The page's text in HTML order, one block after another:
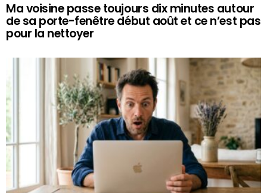
Ma voisine passe toujours dix minutes autour
de sa porte-fenêtre début août et ce n’est pas
pour la nettoyer